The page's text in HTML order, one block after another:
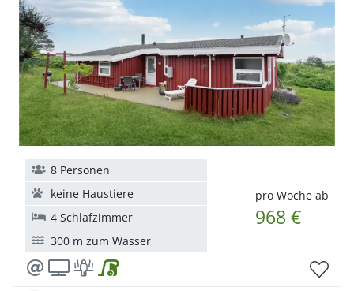
pro Woche ab
968 €
8 Personen
keine Haustiere
4 Schlafzimmer
300 m zum Wasser